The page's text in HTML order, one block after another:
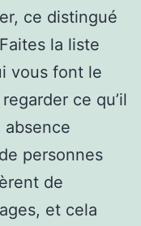
ce distingué
la liste
vous font le
ce qu’il
personnes
de
et cela